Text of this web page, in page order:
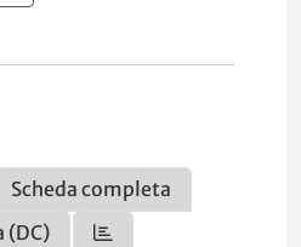
Scheda completa
(DC)